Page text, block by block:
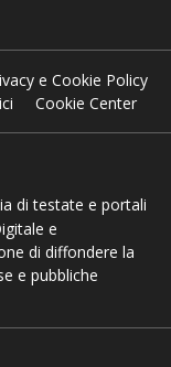
e Cookie Policy
Cookie Center
di testate e portali
e
di diffondere la
e pubbliche